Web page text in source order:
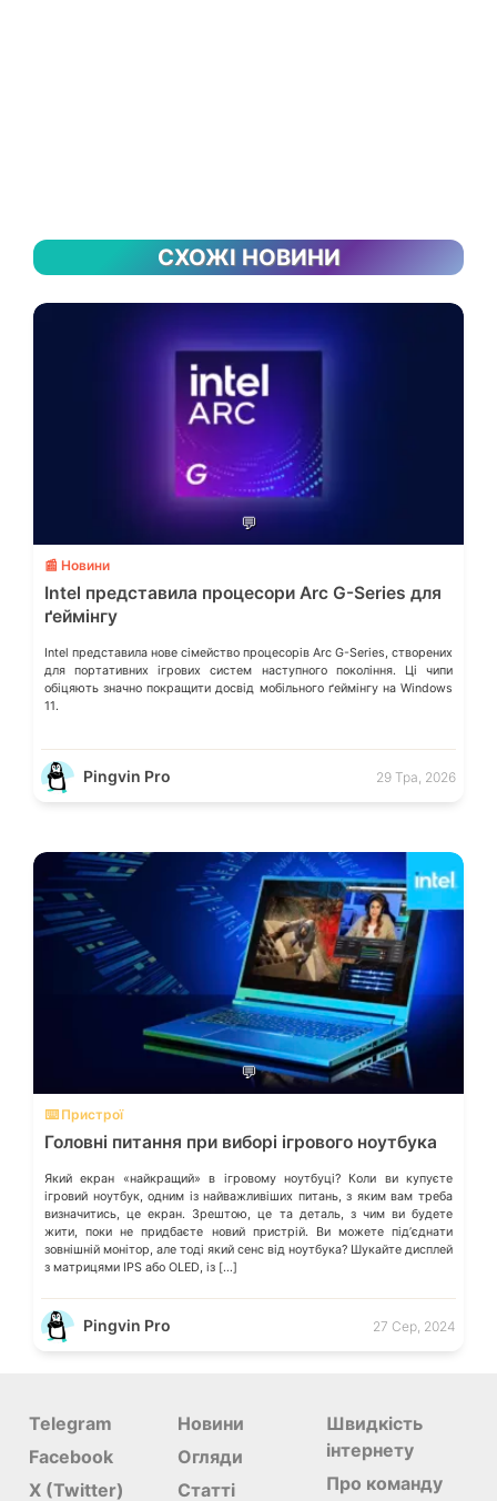
СХОЖІ НОВИНИ
💬
📰 Новини
Intel представила процесори Arc G-Series для
ґеймінгу
Intel представила нове сімейство процесорів Arc G-Series, створених
для портативних ігрових систем наступного покоління. Ці чипи
обіцяють значно покращити досвід мобільного ґеймінгу на Windows
11.
Pingvin Pro 29 Тра, 2026
💬
⌨️ Пристрої
Головні питання при виборі ігрового ноутбука
Який екран «найкращий» в ігровому ноутбуці? Коли ви купуєте
ігровий ноутбук, одним із найважливіших питань, з яким вам треба
визначитись, це екран. Зрештою, це та деталь, з чим ви будете
жити, поки не придбаєте новий пристрій. Ви можете підʼєднати
зовнішній монітор, але тоді який сенс від ноутбука? Шукайте дисплей
з матрицями IPS або OLED, із […]
Pingvin Pro 27 Сер, 2024
Telegram
Facebook
X (Twitter)
Новини
Огляди
Статті
Швидкість
інтернету
Про команду